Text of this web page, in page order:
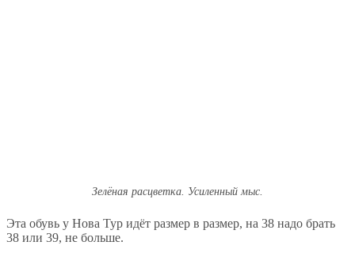
Зелёная расцветка. Усиленный мыс.
Эта обувь у Нова Тур идёт размер в размер, на 38 надо брать
38 или 39, не больше.